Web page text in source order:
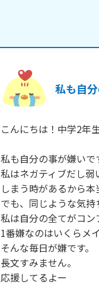
私も自
こんにちは！中学2年
私も自分の事が嫌いで
私はネガティブだし
しまう時があるから本
でも、同じような気持
私は自分の全てがコン
1番嫌なのはいくらメ
そんな毎日が嫌です。
長文すみません。
応援してるよー